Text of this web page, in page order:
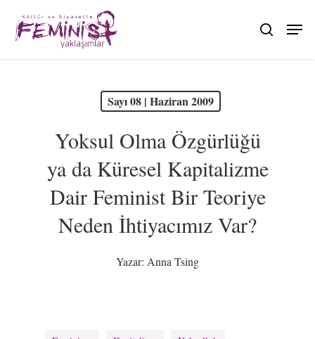
main
search
Sayı 08 | Haziran 2009
Yoksul Olma Özgürlüğü
ya da Küresel Kapitalizme
Dair Feminist Bir Teoriye
Neden İhtiyacımız Var?
Yazar: Anna Tsing